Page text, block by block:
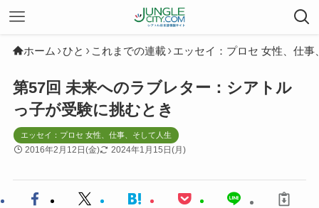
ホーム ひと これまでの連載 エッセイ：プロセ 女性、仕事
第57回 未来へのラブレター：シアトル
っ子が受験に挑むとき
エッセイ：プロセ 女性、仕事、そして人生
2016年2月12日(金) 2024年1月15日(月)